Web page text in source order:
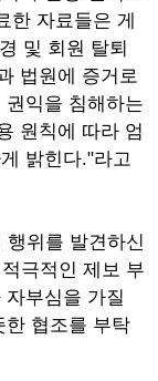
한 자료들은 게
및 회원 탈퇴
법원에 증거로
익을 침해하는
원칙에 따라 엄
밝힌다."라고
위를 발견하신
극적인 제보 부
부심을 가질
한 협조를 부탁